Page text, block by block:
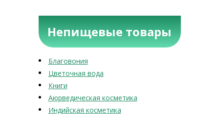
Непищевые товары
Благовония
Цветочная вода
Книги
Аюрведическая косметика
Индийская косметика